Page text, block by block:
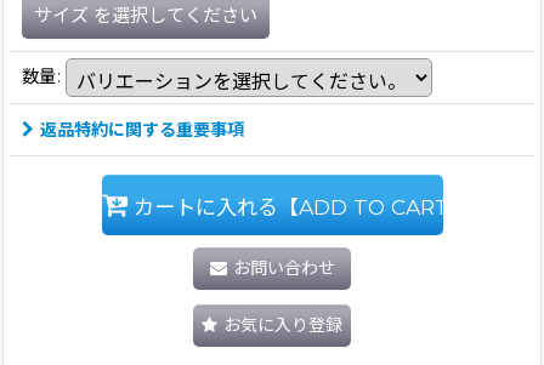
サイズ を選択してください
数量:
返品特約に関する重要事項
カートに入れる【ADD TO CART】
お問い合わせ
お気に入り登録